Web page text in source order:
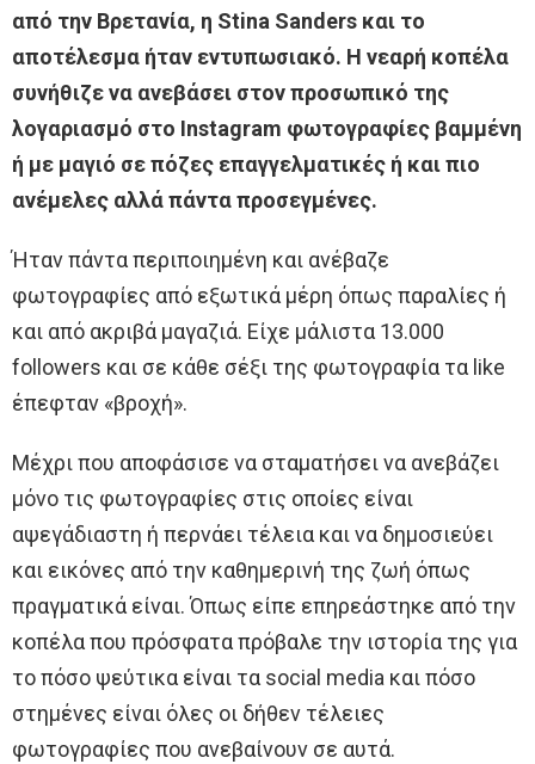
από την Βρετανία, η Stina Sanders και το
αποτέλεσμα ήταν εντυπωσιακό. Η νεαρή κοπέλα
συνήθιζε να ανεβάσει στον προσωπικό της
λογαριασμό στο Instagram φωτογραφίες βαμμένη
ή με μαγιό σε πόζες επαγγελματικές ή και πιο
ανέμελες αλλά πάντα προσεγμένες.
Ήταν πάντα περιποιημένη και ανέβαζε
φωτογραφίες από εξωτικά μέρη όπως παραλίες ή
και από ακριβά μαγαζιά. Είχε μάλιστα 13.000
followers και σε κάθε σέξι της φωτογραφία τα like
έπεφταν «βροχή».
Μέχρι που αποφάσισε να σταματήσει να ανεβάζει
μόνο τις φωτογραφίες στις οποίες είναι
αψεγάδιαστη ή περνάει τέλεια και να δημοσιεύει
και εικόνες από την καθημερινή της ζωή όπως
πραγματικά είναι. Όπως είπε επηρεάστηκε από την
κοπέλα που πρόσφατα πρόβαλε την ιστορία της για
το πόσο ψεύτικα είναι τα social media και πόσο
στημένες είναι όλες οι δήθεν τέλειες
φωτογραφίες που ανεβαίνουν σε αυτά.